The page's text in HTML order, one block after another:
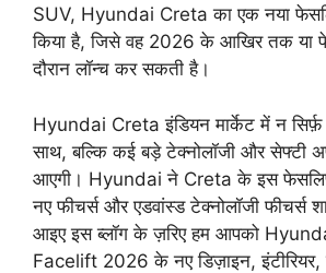
SUV, Hyundai Creta का एक नया
किया है, जिसे वह 2026 के आखिर तक या
दौरान लॉन्च कर सकती है।
Hyundai Creta इंडियन मार्केट में न
साथ, बल्कि कई बड़े टेक्नोलॉजी और सेफ्टी
आएगी। Hyundai ने Creta के इस
नए फीचर्स और एडवांस्ड टेक्नोलॉजी फीचर्स
आइए इस ब्लॉग के ज़रिए हम आपको
Facelift 2026 के नए डिज़ाइन, इंटीरियर,